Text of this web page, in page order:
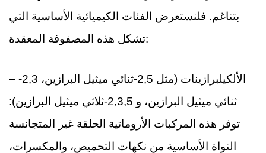
بتناغم. فلنستعرض الفئات الكيميائية الأساسية التي
تشكل هذه المصفوفة المعقدة:
– الألكيلبرازينات (مثل 2,5-ثنائي ميثيل البرازين، 2,3-
ثنائي ميثيل البرازين، و 2,3,5-ثلاثي ميثيل البرازين):
توفر هذه المركبات الأروماتية الحلقة غير المتجانسة
النواة الأساسية من نكهات التحميص، والمكسرات،